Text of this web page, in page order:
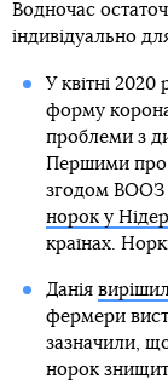
Водночас
індивідуально
У квітні
форму
проблеми з
Першими про
згодом ВООЗ
норок у
країнах.
Данія
фермери
зазначили,
норок